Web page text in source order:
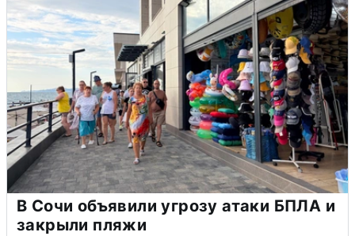
В Сочи объявили угрозу атаки БПЛА и
закрыли пляжи